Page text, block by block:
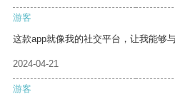
游客
这款app就像我的社交平台，让我能够
2024-04-21
游客